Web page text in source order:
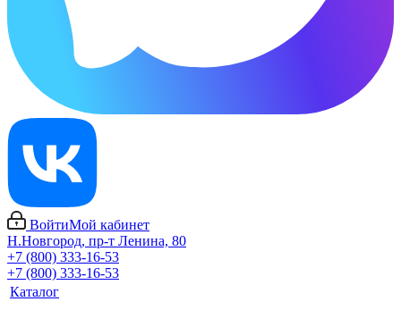
ВойтиМой кабинет
Н.Новгород, пр-т Ленина, 80
+7 (800) 333-16-53
+7 (800) 333-16-53
Каталог